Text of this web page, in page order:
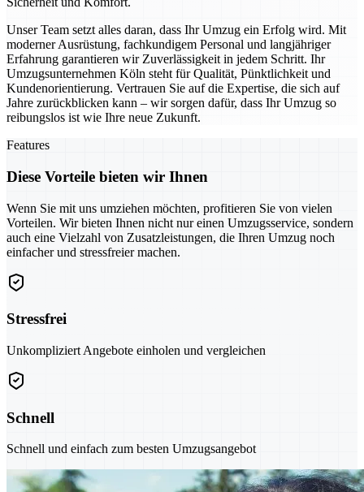
Unser Team setzt alles daran, dass Ihr Umzug ein Erfolg wird. Mit
moderner Ausrüstung, fachkundigem Personal und langjähriger
Erfahrung garantieren wir Zuverlässigkeit in jedem Schritt. Ihr
Umzugsunternehmen Köln steht für Qualität, Pünktlichkeit und
Kundenorientierung. Vertrauen Sie auf die Expertise, die sich auf
Jahre zurückblicken kann – wir sorgen dafür, dass Ihr Umzug so
reibungslos ist wie Ihre neue Zukunft.
Features
Diese Vorteile bieten wir Ihnen
Wenn Sie mit uns umziehen möchten, profitieren Sie von vielen
Vorteilen. Wir bieten Ihnen nicht nur einen Umzugsservice, sondern
auch eine Vielzahl von Zusatzleistungen, die Ihren Umzug noch
einfacher und stressfreier machen.
Stressfrei
Unkompliziert Angebote einholen und vergleichen
Schnell
Schnell und einfach zum besten Umzugsangebot